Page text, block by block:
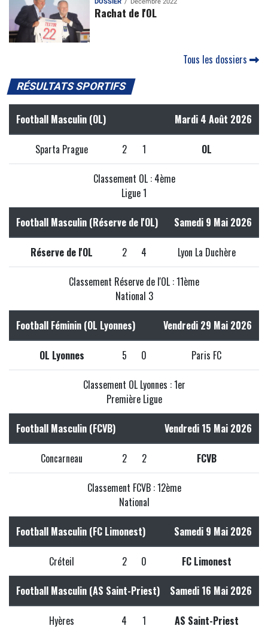
DOSSIER Décembre 2022
Rachat de l'OL
Tous les dossiers
RÉSULTATS SPORTIFS
Football Masculin (OL) Mardi 4 Août 2026
Sparta Prague 2 1 OL
Classement OL : 4ème
Ligue 1
Football Masculin (Réserve de l'OL) Samedi 9 Mai 2026
Réserve de l'OL 2 4 Lyon La Duchère
Classement Réserve de l'OL : 11ème
National 3
Football Féminin (OL Lyonnes) Vendredi 29 Mai 2026
OL Lyonnes 5 0 Paris FC
Classement OL Lyonnes : 1er
Première Ligue
Football Masculin (FCVB) Vendredi 15 Mai 2026
Concarneau 2 2 FCVB
Classement FCVB : 12ème
National
Football Masculin (FC Limonest) Samedi 9 Mai 2026
Créteil 2 0 FC Limonest
Football Masculin (AS Saint-Priest) Samedi 16 Mai 2026
Hyères 4 1 AS Saint-Priest